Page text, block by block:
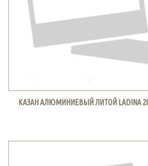
КАЗАН АЛЮМИНИЕВЫЙ ЛИТОЙ LADINA